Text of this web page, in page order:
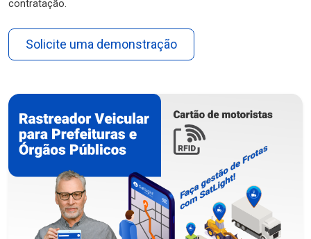
contratação.
Solicite uma demonstração